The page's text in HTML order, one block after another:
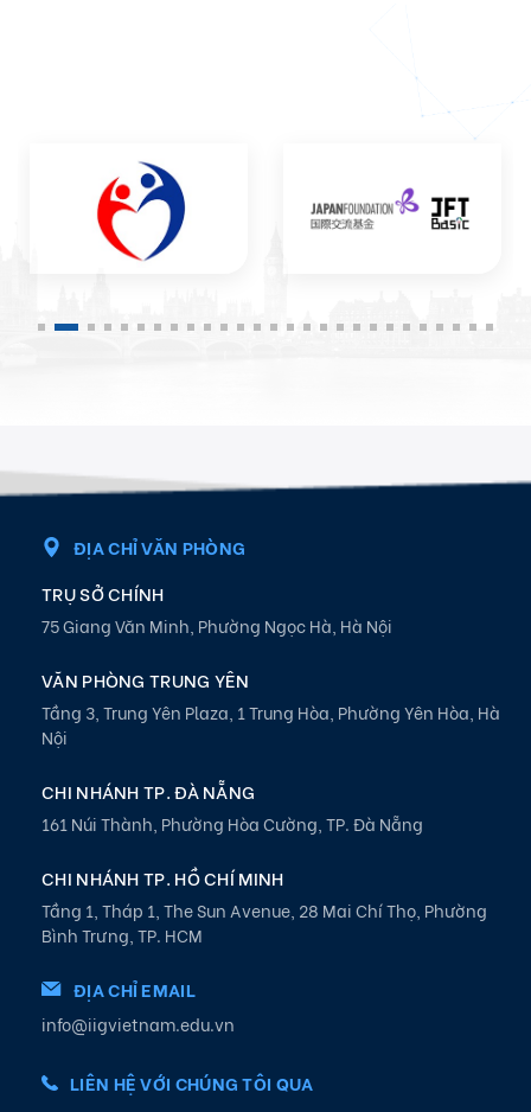
ĐỊA CHỈ VĂN PHÒNG
TRỤ SỞ CHÍNH
75 Giang Văn Minh, Phường Ngọc Hà, Hà Nội
VĂN PHÒNG TRUNG YÊN
Tầng 3, Trung Yên Plaza, 1 Trung Hòa, Phường Yên Hòa, Hà
Nội
CHI NHÁNH TP. ĐÀ NẴNG
161 Núi Thành, Phường Hòa Cường, TP. Đà Nẵng
CHI NHÁNH TP. HỒ CHÍ MINH
Tầng 1, Tháp 1, The Sun Avenue, 28 Mai Chí Thọ, Phường
Bình Trưng, TP. HCM
ĐỊA CHỈ EMAIL
info@iigvietnam.edu.vn
LIÊN HỆ VỚI CHÚNG TÔI QUA